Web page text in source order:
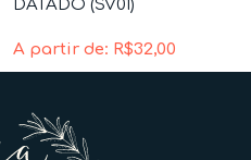
DATADO (SV01)
A partir de: R$32,00